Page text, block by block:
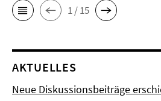
1 / 15
AKTUELLES
Neue Diskussionsbeiträge